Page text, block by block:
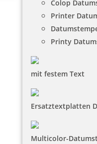
Colop
Printer
Printy
mit festem Text
Ersatztextplatten
Multicolor-